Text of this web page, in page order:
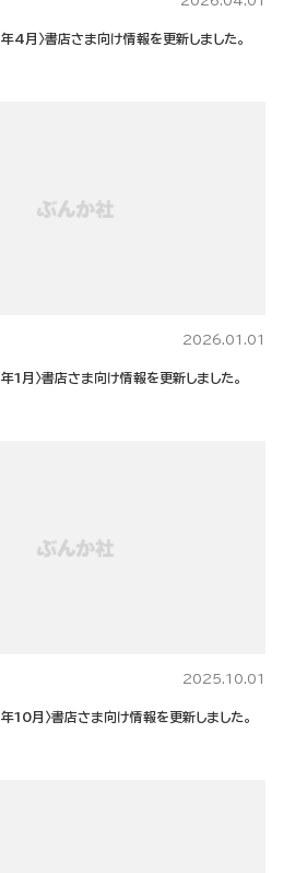
4月〉書店さま向け情報を更新しました。
2026.01.01
1月〉書店さま向け情報を更新しました。
2025.10.01
10月〉書店さま向け情報を更新しました。